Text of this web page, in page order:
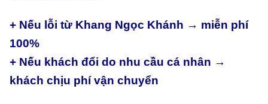
+ Nếu lỗi từ Khang Ngọc Khánh → miễn phí
100%
+ Nếu khách đổi do nhu cầu cá nhân →
khách chịu phí vận chuyển